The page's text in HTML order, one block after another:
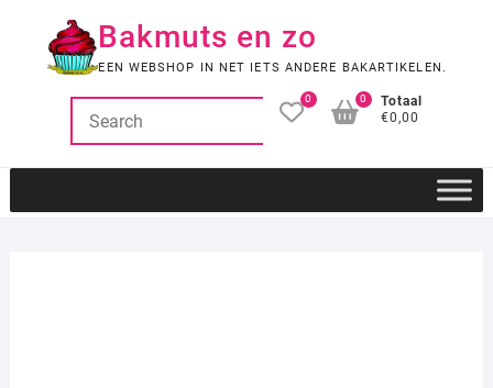
Bakmuts en zo
EEN WEBSHOP IN NET IETS ANDERE BAKARTIKELEN.
0
Totaal
€0,00
0